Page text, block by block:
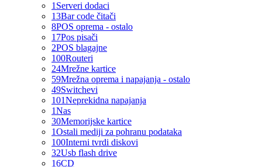
1 Serveri dodaci
13Bar code čitači
8POS oprema - ostalo
17Pos pisači
2POS blagajne
100Routeri
24Mrežne kartice
59Mrežna oprema i napajanja - ostalo
49Switchevi
101Neprekidna napajanja
1Nas
30Memorijske kartice
1Ostali mediji za pohranu podataka
100Interni tvrdi diskovi
32Usb flash drive
16CD